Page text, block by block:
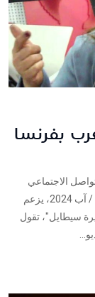
بفرنسا
الاجتماعي
"فيسبوك" في المغرب مقطع فيديو، بتاريخ 7 أغسطس / آب 2024، يزعم
سيطايل"، تقول